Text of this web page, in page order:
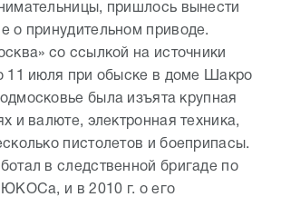
пришлось вынести
о принудительном приводе.
со ссылкой на источники
11 июля при обыске в доме Шакро
была изъята крупная
и валюте, электронная техника,
пистолетов и боеприпасы.
в следственной бригаде по
ЮКОСа, и в 2010 г. о его